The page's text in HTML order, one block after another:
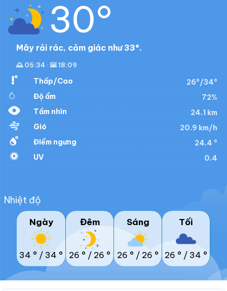
30°
Mây rải rác, cảm giác như 33°.
🌅 05:34 · 🌇 18:09
Thấp/Cao
26°/34°
Độ ẩm
72%
Tầm nhìn
24.1 km
Gió
20.9 km/h
Điểm ngưng
24.4 °
UV
0.4
Nhiệt độ
Ngày
34 ° / 34 °
Đêm
26 ° / 26 °
Sáng
26 ° / 26 °
Tối
26 ° / 34 °